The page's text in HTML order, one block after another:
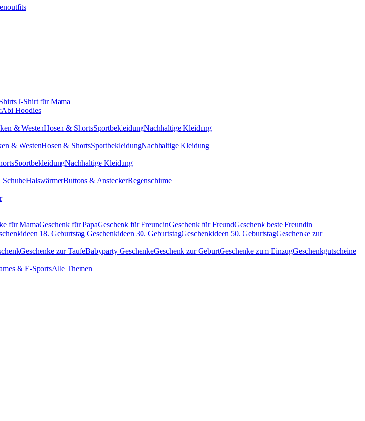
T-Shirt für Mama
Abi Hoodies
& WestenHosen & ShortsSportbekleidungNachhaltige Kleidung
& WestenHosen & ShortsSportbekleidungNachhaltige Kleidung
SportbekleidungNachhaltige Kleidung
SchuheHalswärmerButtons & AnsteckerRegenschirme
für MamaGeschenk für PapaGeschenk für FreundinGeschenk für FreundGeschenk beste Freundin
18. Geburtstag Geschenkideen 30. GeburtstagGeschenkideen 50. GeburtstagGeschenke zur
Geschenke zur TaufeBabyparty GeschenkeGeschenk zur GeburtGeschenke zum EinzugGeschenkgutscheine
& E-SportsAlle Themen